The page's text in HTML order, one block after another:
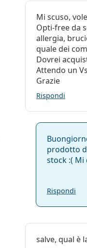
Mi scuso,
Opti-free da
allergia,
quale dei
Dovrei
Attendo un
Grazie
Rispondi
prodotto
stock :(
Rispondi
salve, qual è